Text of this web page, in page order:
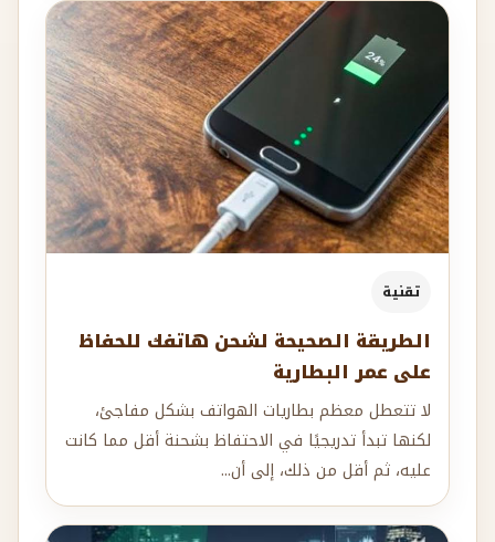
تقنية
الطريقة الصحيحة لشحن هاتفك للحفاظ
على عمر البطارية
لا تتعطل معظم بطاريات الهواتف بشكل مفاجئ،
لكنها تبدأ تدريجيًا في الاحتفاظ بشحنة أقل مما كانت
عليه، ثم أقل من ذلك، إلى أن...